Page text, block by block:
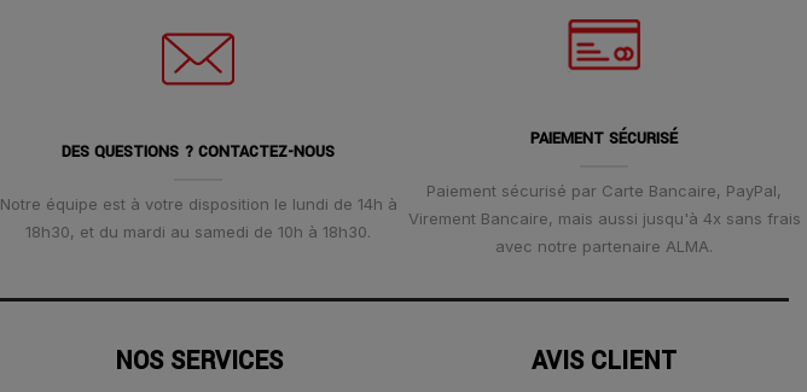
DES QUESTIONS ? CONTACTEZ-NOUS
Notre équipe est à votre disposition le lundi de 14h à
18h30, et du mardi au samedi de 10h à 18h30.
PAIEMENT SÉCURISÉ
Paiement sécurisé par Carte Bancaire, PayPal,
Virement Bancaire, mais aussi jusqu'à 4x sans frais
avec notre partenaire ALMA.
NOS SERVICES AVIS CLIENT